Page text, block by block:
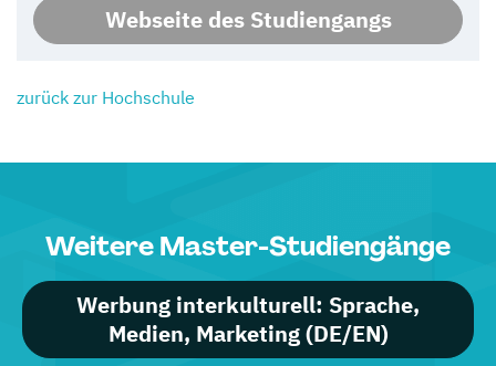
Webseite des Studiengangs
zurück zur Hochschule
Weitere Master-Studiengänge
Werbung interkulturell: Sprache,
Medien, Marketing (DE/EN)